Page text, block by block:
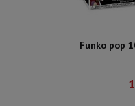
Funko pop